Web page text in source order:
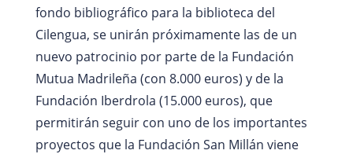
fondo bibliográfico para la biblioteca del
Cilengua, se unirán próximamente las de un
nuevo patrocinio por parte de la Fundación
Mutua Madrileña (con 8.000 euros) y de la
Fundación Iberdrola (15.000 euros), que
permitirán seguir con uno de los importantes
proyectos que la Fundación San Millán viene